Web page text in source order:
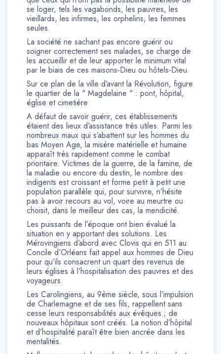
se loger, tels les vagabonds, les pauvres, les
vieillards, les infirmes, les orphelins, les femmes
seules.
La société ne sachant pas encore guérir ou
soigner correctement ses malades, se charge de
les accueillir et de leur apporter le minimum vital
par le biais de ces maisons-Dieu ou hôtels-Dieu.
Sur ce plan de la ville d’avant la Révolution, figure
le quartier de la " Magdelaine " : pont, hôpital,
église et cimetière
A défaut de savoir guérir, ces établissements
étaient des lieux d’assistance très utiles. Parmi les
nombreux maux qui s’abattent sur les hommes du
bas Moyen Age, la misère matérielle et humaine
apparaît très rapidement comme le combat
prioritaire. Victimes de la guerre, de la famine, de
la maladie ou encore du destin, le nombre des
indigents est croissant et forme petit à petit une
population parallèle qui, pour survivre, n’hésite
pas à avoir recours au vol, voire au meurtre ou
choisit, dans le meilleur des cas, la mendicité.
Les puissants de l’époque ont bien évalué la
situation en y apportant des solutions. Les
Mérovingiens d’abord avec Clovis qui en 511 au
Concile d’Orléans fait appel aux hommes de Dieu
pour qu’ils consacrent un quart des revenus de
leurs églises à l’hospitalisation des pauvres et des
voyageurs.
Les Carolingiens, au 9ème siècle, sous l’impulsion
de Charlemagne et de ses fils, rappellent sans
cesse leurs responsabilités aux évêques ; de
nouveaux hôpitaux sont créés. La notion d’hôpital
et d’hospitalité paraît être bien ancrée dans les
mentalités.